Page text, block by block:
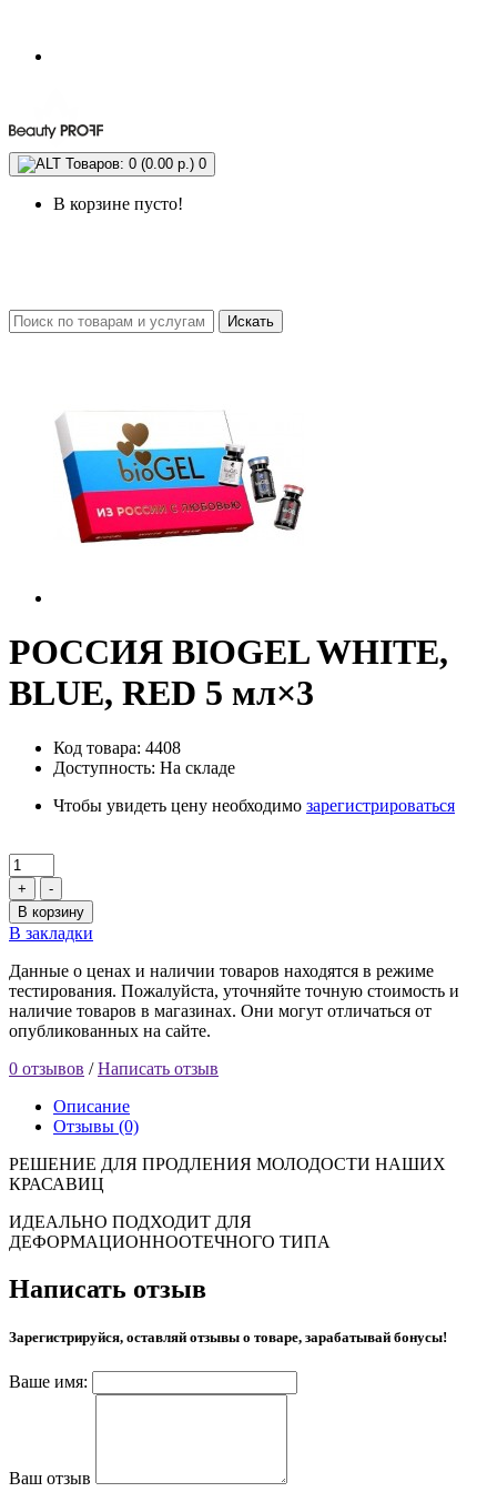
Товаров: 0 (0.00 р.) 0
В корзине пусто!
Искать
РОССИЯ BIOGEL WHITE,
BLUE, RED 5 мл×3
Код товара: 4408
Доступность: На складе
Чтобы увидеть цену необходимо зарегистрироваться
+
-
В корзину
В закладки
Данные о ценах и наличии товаров находятся в режиме
тестирования. Пожалуйста, уточняйте точную стоимость и
наличие товаров в магазинах. Они могут отличаться от
опубликованных на сайте.
0 отзывов /Написать отзыв
Описание
Отзывы (0)
РЕШЕНИЕ ДЛЯ ПРОДЛЕНИЯ МОЛОДОСТИ НАШИХ
КРАСАВИЦ
ИДЕАЛЬНО ПОДХОДИТ ДЛЯ
ДЕФОРМАЦИОННООТЕЧНОГО ТИПА
Написать отзыв
Зарегистрируйся, оставляй отзывы о товаре, зарабатывай бонусы!
Ваше имя:
Ваш отзыв